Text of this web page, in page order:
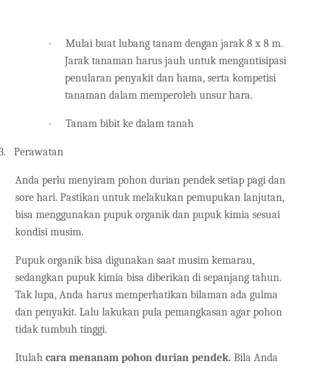
-
Mulai buat lubang tanam dengan jarak 8 x 8 m.
Jarak tanaman harus jauh untuk mengantisipasi
penularan penyakit dan hama, serta kompetisi
tanaman dalam memperoleh unsur hara.
- Tanam bibit ke dalam tanah
Perawatan
Anda perlu menyiram pohon durian pendek setiap pagi dan
sore hari. Pastikan untuk melakukan pemupukan lanjutan,
bisa menggunakan pupuk organik dan pupuk kimia sesuai
kondisi musim.
Pupuk organik bisa digunakan saat musim kemarau,
sedangkan pupuk kimia bisa diberikan di sepanjang tahun.
Tak lupa, Anda harus memperhatikan bilaman ada gulma
dan penyakit. Lalu lakukan pula pemangkasan agar pohon
tidak tumbuh tinggi.
Itulah cara menanam pohon durian pendek. Bila Anda